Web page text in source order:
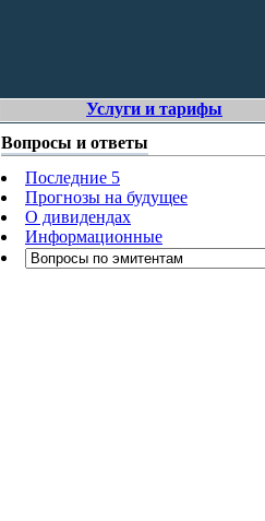
Услуги и тарифы
Вопросы и ответы
Последние 5
Прогнозы на будущее
О дивидендах
Информационные